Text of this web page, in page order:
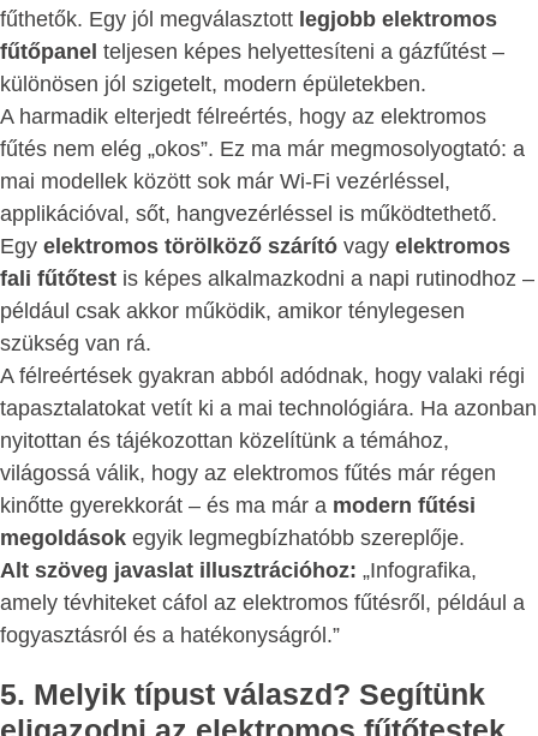
fűthetők. Egy jól megválasztott legjobb elektromos
fűtőpanel teljesen képes helyettesíteni a gázfűtést –
különösen jól szigetelt, modern épületekben.
A harmadik elterjedt félreértés, hogy az elektromos
fűtés nem elég „okos”. Ez ma már megmosolyogtató: a
mai modellek között sok már Wi-Fi vezérléssel,
applikációval, sőt, hangvezérléssel is működtethető.
Egy elektromos törölköző szárító vagy elektromos
fali fűtőtest is képes alkalmazkodni a napi rutinodhoz –
például csak akkor működik, amikor ténylegesen
szükség van rá.
A félreértések gyakran abból adódnak, hogy valaki régi
tapasztalatokat vetít ki a mai technológiára. Ha azonban
nyitottan és tájékozottan közelítünk a témához,
világossá válik, hogy az elektromos fűtés már régen
kinőtte gyerekkorát – és ma már a modern fűtési
megoldások egyik legmegbízhatóbb szereplője.
Alt szöveg javaslat illusztrációhoz: „Infografika,
amely tévhiteket cáfol az elektromos fűtésről, például a
fogyasztásról és a hatékonyságról.”
5. Melyik típust válaszd? Segítünk